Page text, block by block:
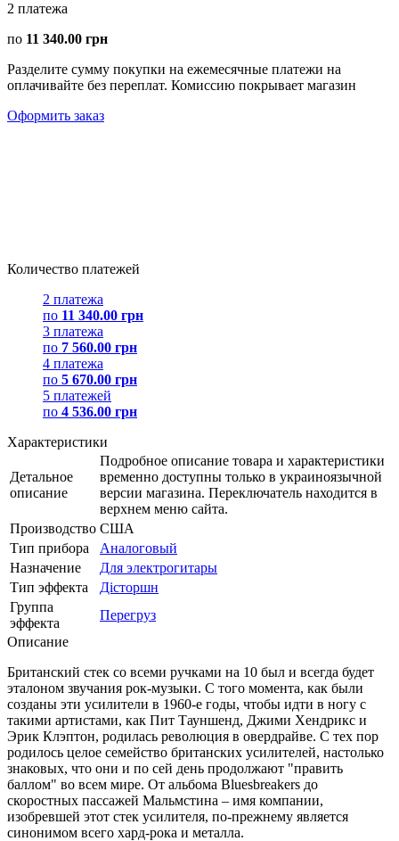
2 платежа
по 11 340.00 грн
Разделите сумму покупки на ежемесячные платежи на
оплачивайте без переплат. Комиссию покрывает магазин
Оформить заказ
Количество платежей
2 платежа
по 11 340.00 грн
3 платежа
по 7 560.00 грн
4 платежа
по 5 670.00 грн
5 платежей
по 4 536.00 грн
Характеристики
Детальное
описание
Подробное описание товара и характеристики
временно доступны только в украиноязычной
версии магазина. Переключатель находится в
верхнем меню сайта.
Производство США
Тип прибора
Аналоговый
Назначение
Для электрогитары
Тип эффекта
Дісторшн
Группа
эффекта
Перегруз
Описание
Британский стек со всеми ручками на 10 был и всегда будет
эталоном звучания рок-музыки. С того момента, как были
созданы эти усилители в 1960-е годы, чтобы идти в ногу с
такими артистами, как Пит Тауншенд, Джими Хендрикс и
Эрик Клэптон, родилась революция в овердрайве. С тех пор
родилось целое семейство британских усилителей, настолько
знаковых, что они и по сей день продолжают "править
баллом" во всем мире. От альбома Bluesbreakers до
скоростных пассажей Мальмстина – имя компании,
изобревшей этот стек усилителя, по-прежнему является
синонимом всего хард-рока и металла.